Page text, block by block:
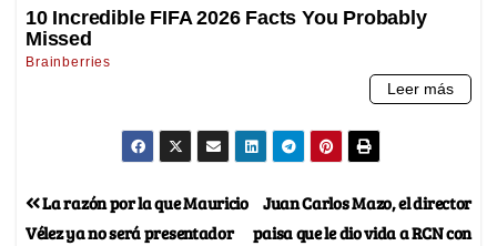
Juan Carlos Mazo, el director
paisa que le dio vida a RCN con
La razón por la que Mauricio
Vélez ya no será presentador